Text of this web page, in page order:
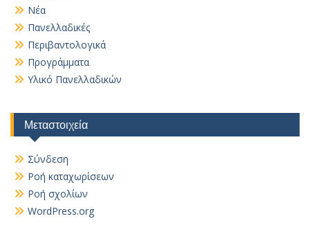
Νέα
Πανελλαδικές
Περιβαντολογικά
Προγράμματα
Υλικό Πανελλαδικών
Μεταστοιχεία
Σύνδεση
Ροή καταχωρίσεων
Ροή σχολίων
WordPress.org